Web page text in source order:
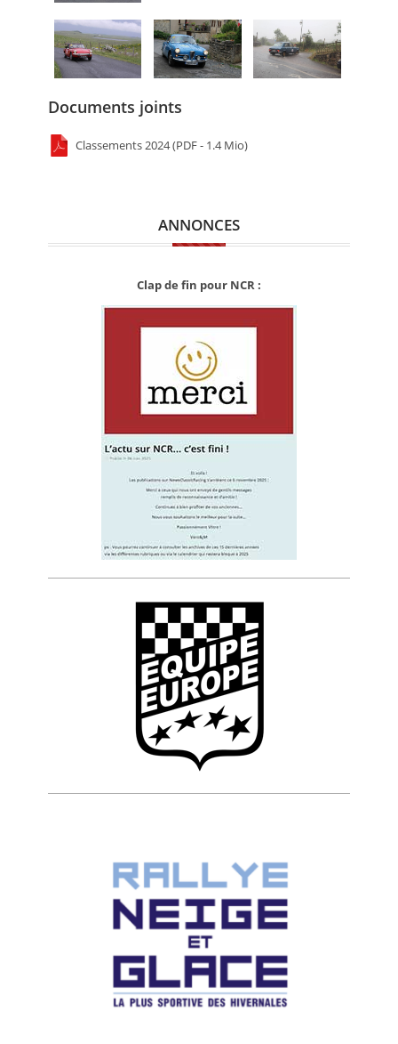
Documents joints
Classements 2024 (PDF - 1.4 Mio)
ANNONCES
Clap de fin pour NCR :